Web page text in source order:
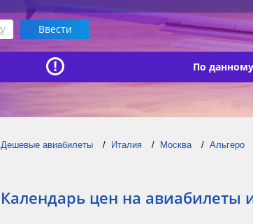
По
Дешевые авиабилеты Италия Москва Альгеро
Календарь цен на авиабилеты